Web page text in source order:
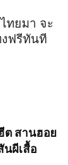
ทยมา จะ
งฟรีทันที
ต สานฮอย
นผีเสื้อ